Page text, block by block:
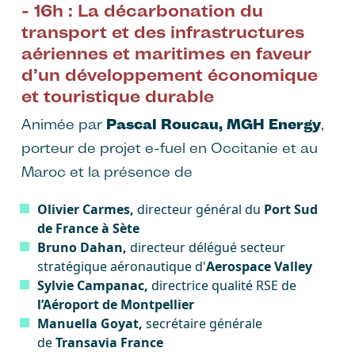
- 16h : La décarbonation du
transport et des infrastructures
aériennes et maritimes en faveur
d’un développement économique
et touristique durable
Animée parPascal Roucau, MGH Energy,
porteur de projet e-fuel en Occitanie et au
Maroc et la présence de
Olivier Carmes, directeur général du Port Sud
de France à Sète
Bruno Dahan, directeur délégué secteur
stratégique aéronautique d'Aerospace Valley
Sylvie Campanac, directrice qualité RSE de
l’Aéroport de Montpellier
Manuella Goyat, secrétaire générale
deTransavia France